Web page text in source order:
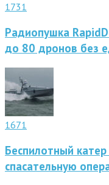
1731
Радиопушка
до 80 дронов без
1671
Беспилотный
спасательную